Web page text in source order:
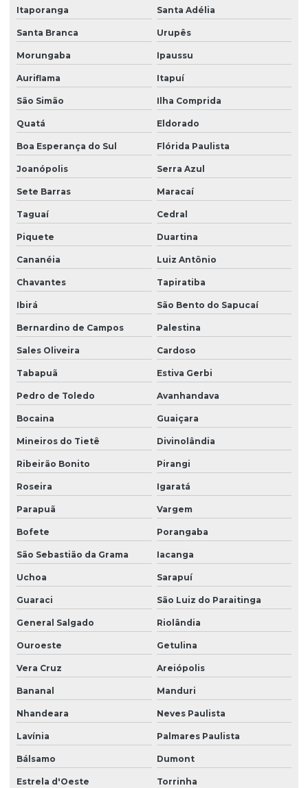
Itaporanga Santa Adélia
Santa Branca Urupês
Morungaba Ipaussu
Auriflama Itapuí
São Simão Ilha Comprida
Quatá Eldorado
Boa Esperança do Sul Flórida Paulista
Joanópolis Serra Azul
Sete Barras Maracaí
Taguaí Cedral
Piquete Duartina
Cananéia Luiz Antônio
Chavantes Tapiratiba
Ibirá São Bento do Sapucaí
Bernardino de Campos Palestina
Sales Oliveira Cardoso
Tabapuã Estiva Gerbi
Pedro de Toledo Avanhandava
Bocaina Guaiçara
Mineiros do Tietê Divinolândia
Ribeirão Bonito Pirangi
Roseira Igaratá
Parapuã Vargem
Bofete Porangaba
São Sebastião da Grama Iacanga
Uchoa Sarapuí
Guaraci São Luiz do Paraitinga
General Salgado Riolândia
Ouroeste Getulina
Vera Cruz Areiópolis
Bananal Manduri
Nhandeara Neves Paulista
Lavínia Palmares Paulista
Bálsamo Dumont
Estrela d'Oeste Torrinha